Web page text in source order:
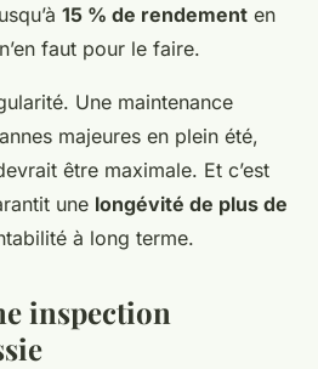
15 % de rendement en
faut pour le faire.
Une maintenance
majeures en plein été,
être maximale. Et c’est
une longévité de plus de
à long terme.
inspection